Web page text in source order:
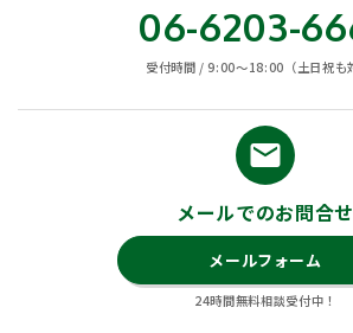
06-6203-
受付時間 / 9:00〜18:00（土日祝も
email
メールでのお問合せ
メールフォーム
24時間無料相談受付中！